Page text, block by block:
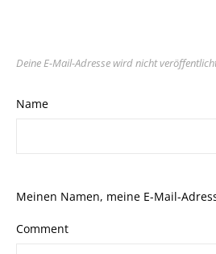
Deine E-Mail-Adresse wird nicht
Name
Meinen Namen, meine E-Mail-
Comment